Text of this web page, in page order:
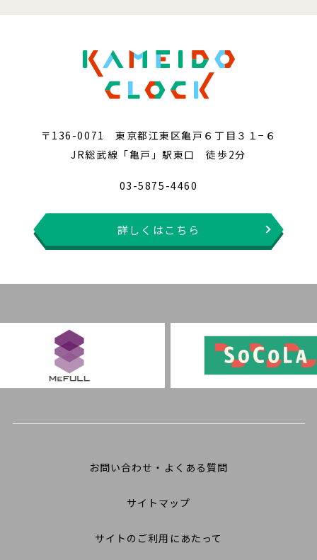
〒136-0071 東京都江東区亀戸６丁目３１−６
JR総武線「亀戸」駅東口 徒歩2分
03-5875-4460
詳しくはこちら
お問い合わせ・よくある質問
サイトマップ
サイトのご利用にあたって